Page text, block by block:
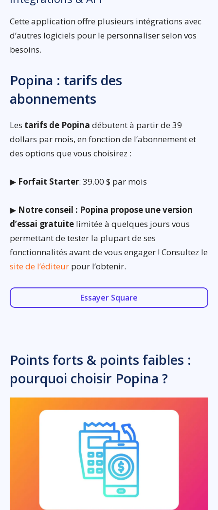
Cette application offre plusieurs intégrations avec
d’autres logiciels pour le personnaliser selon vos
besoins.
Popina : tarifs des
abonnements
Les tarifs de Popina débutent à partir de 39
dollars par mois, en fonction de l’abonnement et
des options que vous choisirez :
▶ Forfait Starter: 39.00 $ par mois
▶ Notre conseil : Popina propose une version
d’essai gratuite limitée à quelques jours vous
permettant de tester la plupart de ses
fonctionnalités avant de vous engager ! Consultez le
site de l’éditeur pour l’obtenir.
Essayer Square
Points forts & points faibles :
pourquoi choisir Popina ?